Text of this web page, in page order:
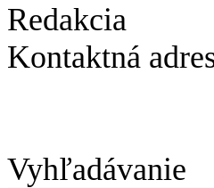
Redakcia
Kontaktná
Vyhľadávanie